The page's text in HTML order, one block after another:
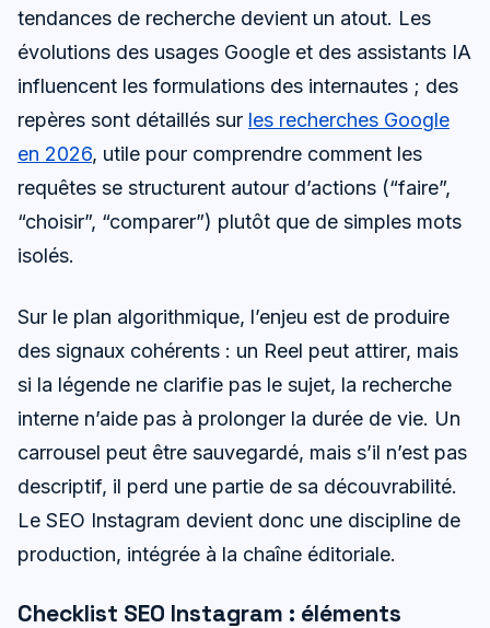
tendances de recherche devient un atout. Les
évolutions des usages Google et des assistants IA
influencent les formulations des internautes ; des
repères sont détaillés sur les recherches Google
en 2026, utile pour comprendre comment les
requêtes se structurent autour d’actions (“faire”,
“choisir”, “comparer”) plutôt que de simples mots
isolés.
Sur le plan algorithmique, l’enjeu est de produire
des signaux cohérents : un Reel peut attirer, mais
si la légende ne clarifie pas le sujet, la recherche
interne n’aide pas à prolonger la durée de vie. Un
carrousel peut être sauvegardé, mais s’il n’est pas
descriptif, il perd une partie de sa découvrabilité.
Le SEO Instagram devient donc une discipline de
production, intégrée à la chaîne éditoriale.
Checklist SEO Instagram : éléments